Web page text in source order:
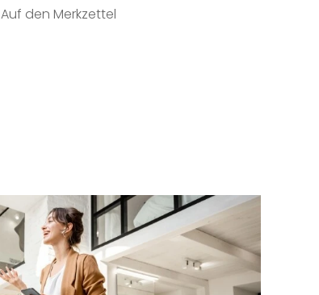
Auf den Merkzettel